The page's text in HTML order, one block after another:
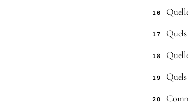
16
17
18
19
20